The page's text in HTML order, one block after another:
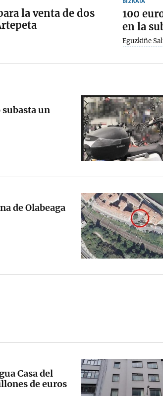
la venta de dos
100
en la
Eguzkiñe
un
de Olabeaga
Casa del
de euros